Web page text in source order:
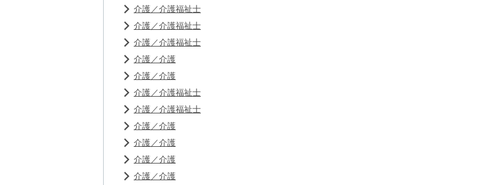
介護／介護福祉士
介護／介護福祉士
介護／介護福祉士
介護／介護
介護／介護
介護／介護福祉士
介護／介護福祉士
介護／介護
介護／介護
介護／介護
介護／介護